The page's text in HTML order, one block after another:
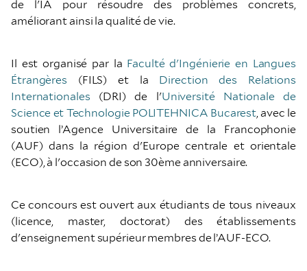
de l'IA pour résoudre des problèmes concrets,
améliorant ainsi la qualité de vie.
Il est organisé par la Faculté d'Ingénierie en Langues
Étrangères (FILS) et la Direction des Relations
Internationales (DRI) de l'Université Nationale de
Science et Technologie POLITEHNICA Bucarest, avec le
soutien l’Agence Universitaire de la Francophonie
(AUF) dans la région d'Europe centrale et orientale
(ECO), à l'occasion de son 30ème anniversaire.
Ce concours est ouvert aux étudiants de tous niveaux
(licence, master, doctorat) des établissements
d'enseignement supérieur membres de l’AUF-ECO.